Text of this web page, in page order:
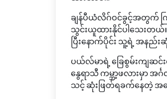
ချန်ပီယံလိဂ်ဝင်ခွင့်အတွက် ကြို
သွင်းယူထားနိုင်ပါသေးတယ်။
ပြီးနောက်ပိုင်း သူ့ရဲ့ အနည်း
ပယ်လ်မာရဲ့ ခြေစွမ်းကျဆင်း
နွေရာသီ ကမ္ဘာ့ဖလားမှာ
သင့် ဆုံးဖြတ်ရခက်နေတဲ့ အခ